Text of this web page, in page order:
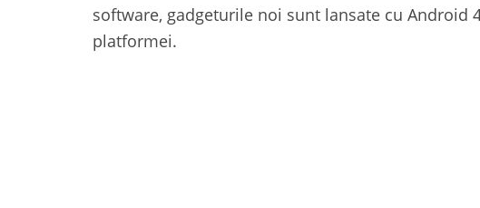
software, gadgeturile noi sunt lansate cu Android
platformei.